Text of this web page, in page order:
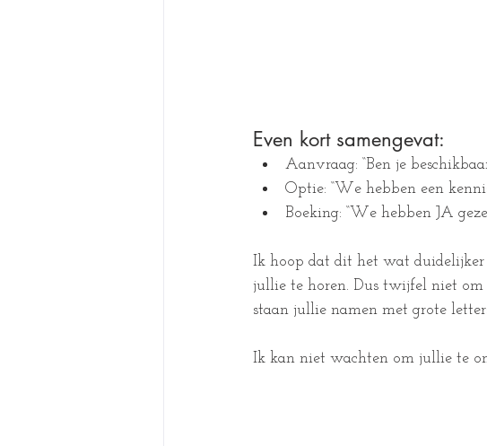
Even kort samengevat:
Aanvraag: “Ben je
Optie: “We hebben een
Boeking: “We hebben JA
Ik hoop dat dit het wat
jullie te horen. Dus twijfel niet om
staan jullie namen met grote
Ik kan niet wachten om jullie te